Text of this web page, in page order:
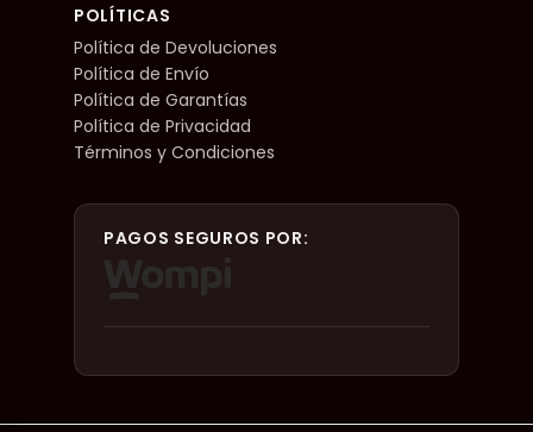
POLÍTICAS
Política de Devoluciones
Política de Envío
Política de Garantías
Política de Privacidad
Términos y Condiciones
PAGOS SEGUROS POR: